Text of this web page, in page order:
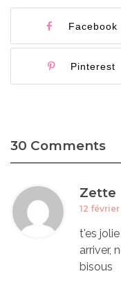
Facebook
Pinterest
30 Comments
Zette
12
t'es
arriver,
bisous